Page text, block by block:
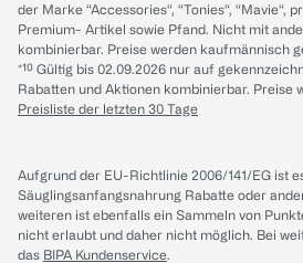
der Marke “Accessories“, “Tonies“, “Mavie“,
Premium- Artikel sowie Pfand. Nicht mit
kombinierbar. Preise werden kaufmännisch
*¹⁰ Gültig bis 02.09.2026 nur auf
Rabatten und Aktionen kombinierbar. Preise
Preisliste der letzten 30 Tage
Aufgrund der EU-Richtlinie 2006/141/EG ist
Säuglingsanfangsnahrung Rabatte oder
weiteren ist ebenfalls ein Sammeln von
nicht erlaubt und daher nicht möglich. Bei
das BIPA Kundenservice.